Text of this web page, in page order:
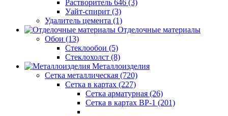
Растворитель 646 (3)
Уайт-спирит (3)
Удалитель цемента (1)
Отделочные материалы
Обои (13)
Стеклообои (5)
Стеклохолст (8)
Металлоизделия
Сетка металлическая (720)
Сетка в картах (227)
Сетка арматурная (26)
Сетка в картах ВР-1 (201)